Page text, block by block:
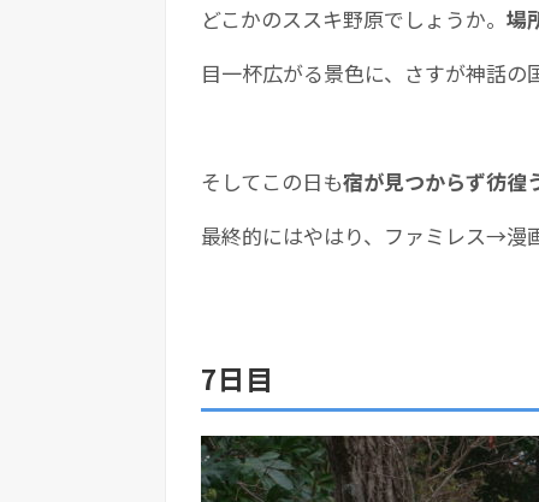
どこかのススキ野原でしょうか。 場
目一杯広がる景色に、さすが神話
そしてこの日も宿が見つからず彷徨
最終的にはやはり、ファミレス→漫
7日目